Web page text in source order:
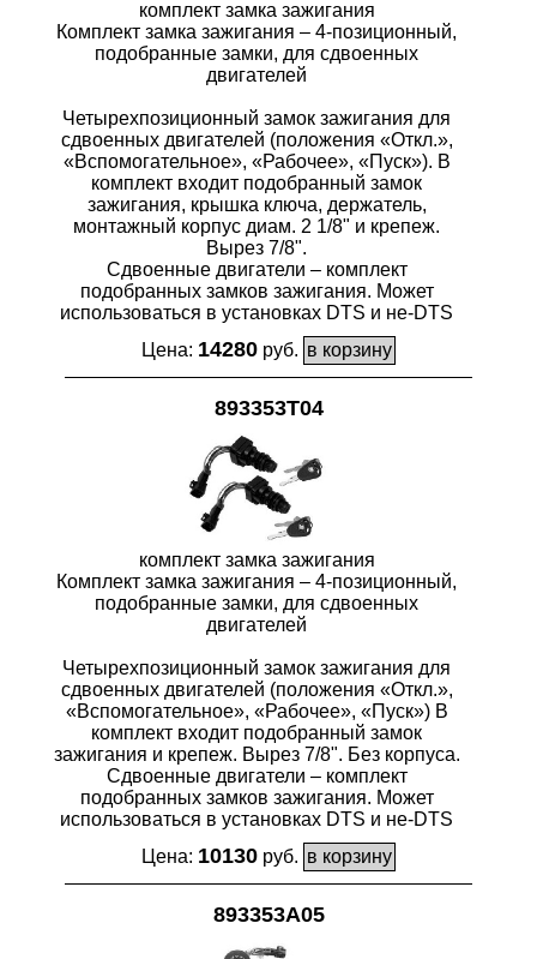
комплект замка зажигания
Комплект замка зажигания – 4-позиционный,
подобранные замки, для сдвоенных
двигателей
Четырехпозиционный замок зажигания для
сдвоенных двигателей (положения «Откл.»,
«Вспомогательное», «Рабочее», «Пуск»). В
комплект входит подобранный замок
зажигания, крышка ключа, держатель,
монтажный корпус диам. 2 1/8" и крепеж.
Вырез 7/8".
Сдвоенные двигатели – комплект
подобранных замков зажигания. Может
использоваться в установках DTS и не-DTS
Цена: 14280 руб.
893353T04
комплект замка зажигания
Комплект замка зажигания – 4-позиционный,
подобранные замки, для сдвоенных
двигателей
Четырехпозиционный замок зажигания для
сдвоенных двигателей (положения «Откл.»,
«Вспомогательное», «Рабочее», «Пуск») В
комплект входит подобранный замок
зажигания и крепеж. Вырез 7/8". Без корпуса.
Сдвоенные двигатели – комплект
подобранных замков зажигания. Может
использоваться в установках DTS и не-DTS
Цена: 10130 руб.
893353A05